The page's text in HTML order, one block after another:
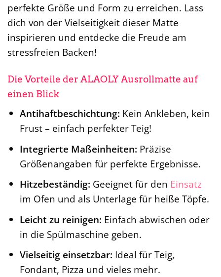
perfekte Größe und Form zu erreichen. Lass
dich von der Vielseitigkeit dieser Matte
inspirieren und entdecke die Freude am
stressfreien Backen!
Die Vorteile der ALAOLY Ausrollmatte auf
einen Blick
Antihaftbeschichtung: Kein Ankleben, kein
Frust – einfach perfekter Teig!
Integrierte Maßeinheiten: Präzise
Größenangaben für perfekte Ergebnisse.
Hitzebeständig: Geeignet für den Einsatz
im Ofen und als Unterlage für heiße Töpfe.
Leicht zu reinigen: Einfach abwischen oder
in die Spülmaschine geben.
Vielseitig einsetzbar: Ideal für Teig,
Fondant, Pizza und vieles mehr.